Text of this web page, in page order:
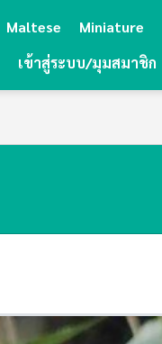
Maltese Miniature
เข้าสู่ระบบ/มุมสมาชิก